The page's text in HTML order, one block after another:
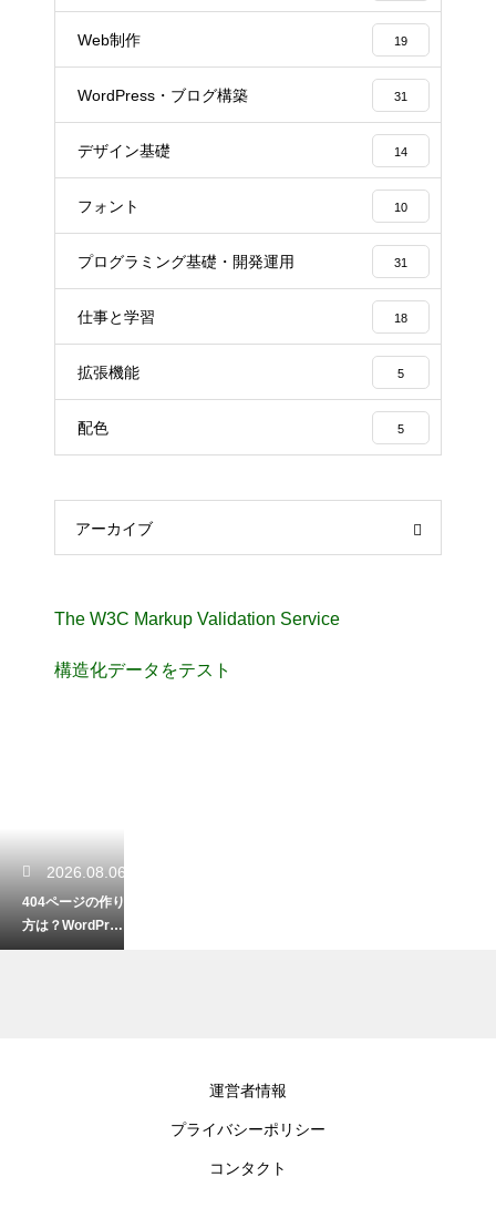
Web制作 19
WordPress・ブログ構築 31
デザイン基礎 14
フォント 10
プログラミング基礎・開発運用 31
仕事と学習 18
拡張機能 5
配色 5
アーカイブ
The W3C Markup Validation Service
構造化データをテスト
2026.08.06
404ページの作り
方は？WordPres
sでエラーページ
運営者情報
プライバシーポリシー
コンタクト